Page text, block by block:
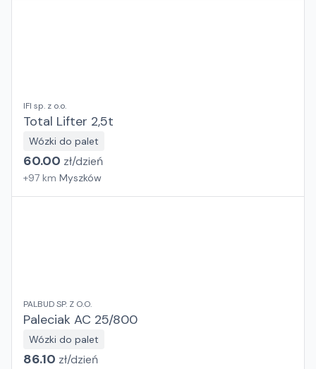
IFI sp. z o.o.
Total Lifter 2,5t
Wózki do palet
60.00 zł/dzień
+97 km Myszków
PALBUD SP. Z O.O.
Paleciak AC 25/800
Wózki do palet
86.10 zł/dzień